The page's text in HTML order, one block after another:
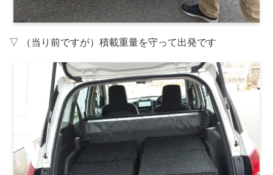
▽ （当り前ですが）積載重量を守って出発です